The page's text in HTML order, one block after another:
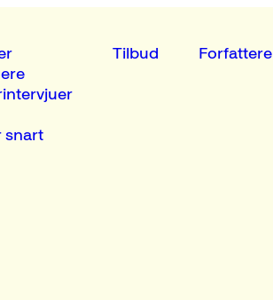
snart
Tilbud Forfattere